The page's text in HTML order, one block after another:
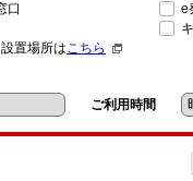
口
設置場所はこちら
e
ご利用時間